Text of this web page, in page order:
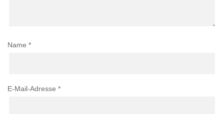
Name *
E-Mail-Adresse *